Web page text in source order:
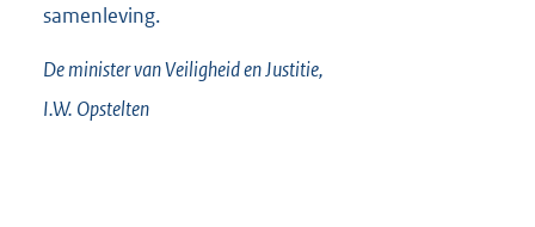
samenleving.
De minister van Veiligheid en Justitie,
I.W. Opstelten